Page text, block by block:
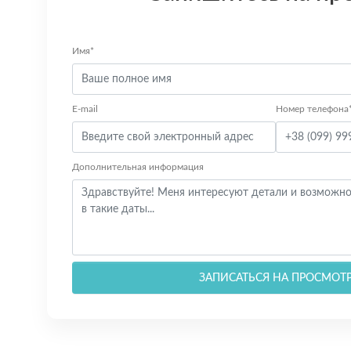
Имя*
E-mail Номер
Дополнительная информация
ЗАПИСАТЬСЯ НА